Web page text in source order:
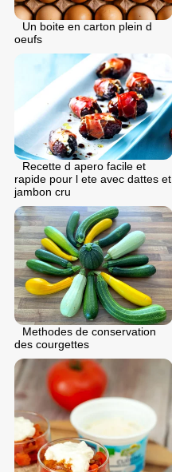
Un boite en carton plein d
oeufs
Recette d apero facile et
rapide pour l ete avec dattes et
jambon cru
Methodes de conservation
des courgettes